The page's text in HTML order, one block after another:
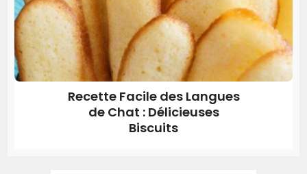
Recette Facile des Langues
de Chat : Délicieuses
Biscuits